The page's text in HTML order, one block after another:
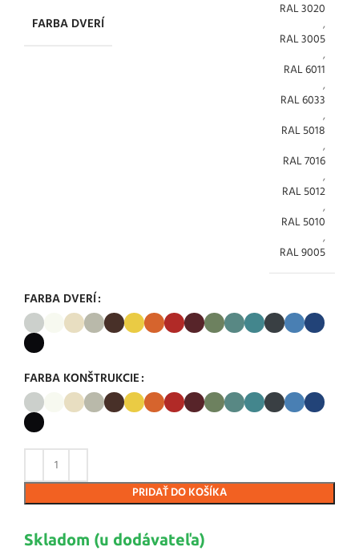
FARBA DVERÍ
RAL 3020
,
RAL 3005
,
RAL 6011
,
RAL 6033
,
RAL 5018
,
RAL 7016
,
RAL 5012
,
RAL 5010
,
RAL 9005
FARBA DVERÍ
FARBA KONŠTRUKCIE
PRIDAŤ DO KOŠÍKA
Skladom (u dodávateľa)